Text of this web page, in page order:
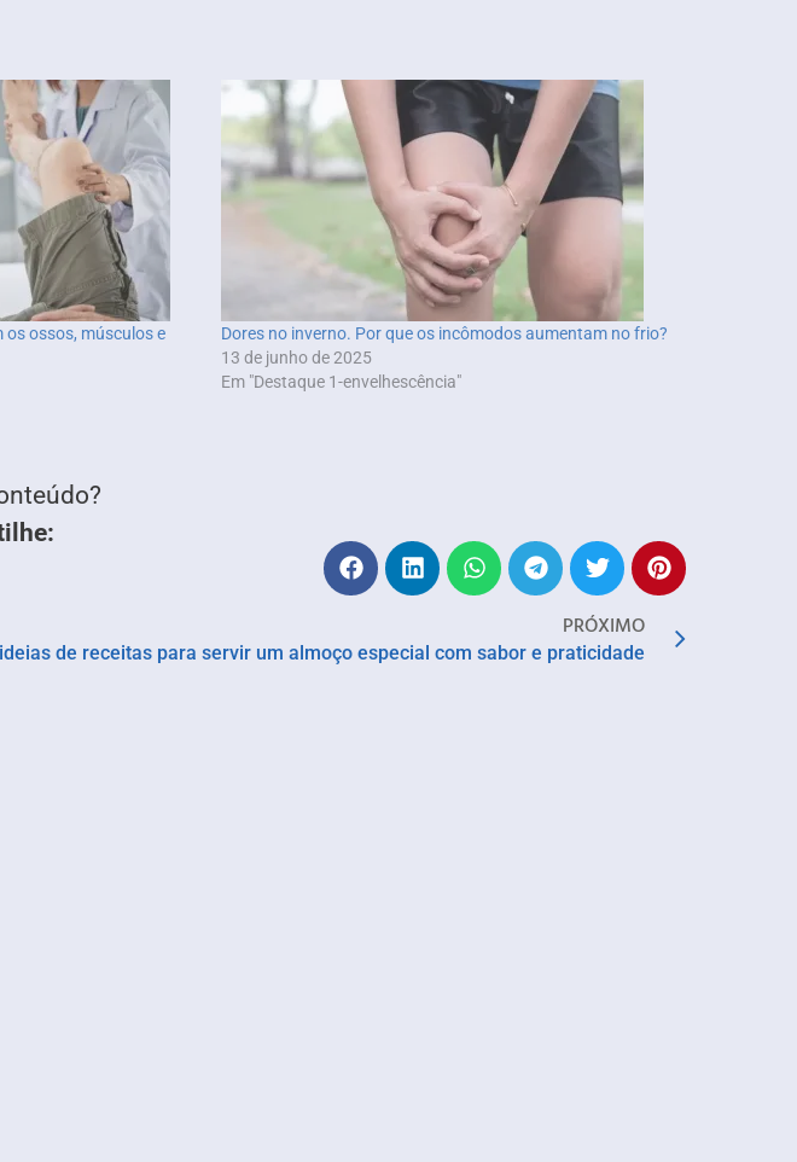
os ossos, músculos e
Dores no inverno. Por que os incômodos aumentam no frio?
13 de junho de 2025
Em "Destaque 1-envelhescência"
PRÓXIMO
de receitas para servir um almoço especial com sabor e praticidade